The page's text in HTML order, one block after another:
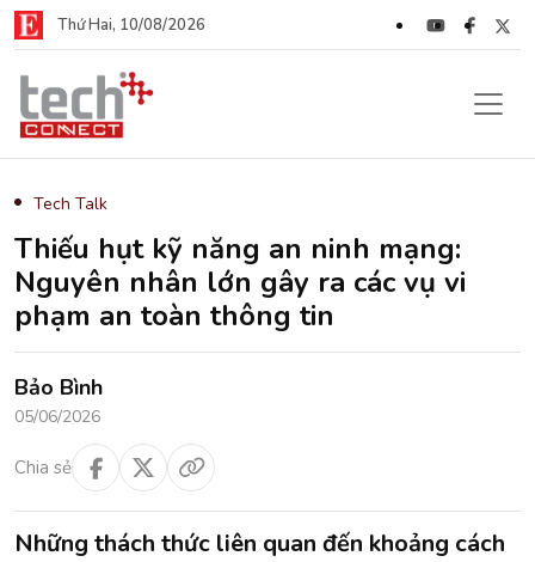
Thứ Hai, 10/08/2026
Tech Talk
Thiếu hụt kỹ năng an ninh mạng:
Nguyên nhân lớn gây ra các vụ vi
phạm an toàn thông tin
Bảo Bình
05/06/2026
Chia sẻ
Những thách thức liên quan đến khoảng cách